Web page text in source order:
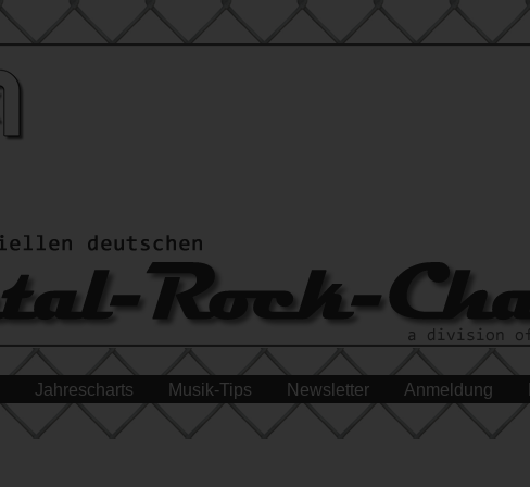
Jahrescharts Musik-Tips Newsletter Anmeldung